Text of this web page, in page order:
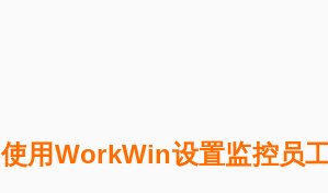
使用WorkWin设置监控员